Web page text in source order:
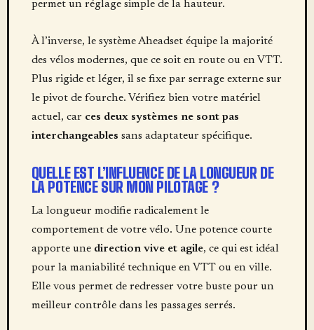
permet un réglage simple de la hauteur.
À l’inverse, le système Aheadset équipe la majorité
des vélos modernes, que ce soit en route ou en VTT.
Plus rigide et léger, il se fixe par serrage externe sur
le pivot de fourche. Vérifiez bien votre matériel
actuel, car ces deux systèmes ne sont pas
interchangeables sans adaptateur spécifique.
QUELLE EST L’INFLUENCE DE LA LONGUEUR DE
LA POTENCE SUR MON PILOTAGE ?
La longueur modifie radicalement le
comportement de votre vélo. Une potence courte
apporte une direction vive et agile, ce qui est idéal
pour la maniabilité technique en VTT ou en ville.
Elle vous permet de redresser votre buste pour un
meilleur contrôle dans les passages serrés.